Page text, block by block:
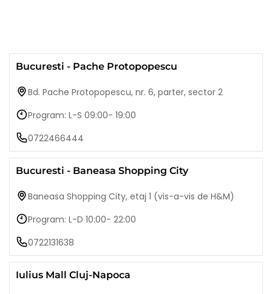
Bucuresti - Pache Protopopescu
Bd. Pache Protopopescu, nr. 6, parter, sector 2
Program: L-S 09:00- 19:00
0722466444
Bucuresti - Baneasa Shopping City
Baneasa Shopping City, etaj 1 (vis-a-vis de H&M)
Program: L-D 10:00- 22:00
0722131638
Iulius Mall Cluj-Napoca